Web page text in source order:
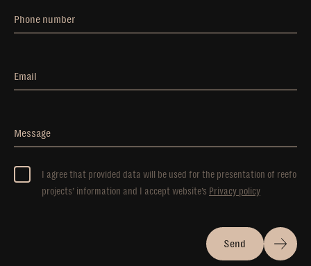
Phone number
Email
Message
I agree that provided data will be used for the presentation of reefo
projects’ information and I accept website’s Privacy policy
Send